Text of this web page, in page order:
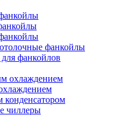
фанкойлы
фанкойлов
охлаждением
чиллеры